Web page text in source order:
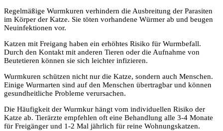
Regelmäßige Wurmkuren verhindern die Ausbreitung der Parasiten
im Körper der Katze. Sie töten vorhandene Würmer ab und beugen
Neuinfektionen vor.
Katzen mit Freigang haben ein erhöhtes Risiko für Wurmbefall.
Durch den Kontakt mit anderen Tieren oder die Aufnahme von
Beutetieren können sie sich leichter infizieren.
Wurmkuren schützen nicht nur die Katze, sondern auch Menschen.
Einige Wurmarten sind auf den Menschen übertragbar und können
gesundheitliche Probleme verursachen.
Die Häufigkeit der Wurmkur hängt vom individuellen Risiko der
Katze ab. Tierärzte empfehlen oft eine Behandlung alle 3-4 Monate
für Freigänger und 1-2 Mal jährlich für reine Wohnungskatzen.